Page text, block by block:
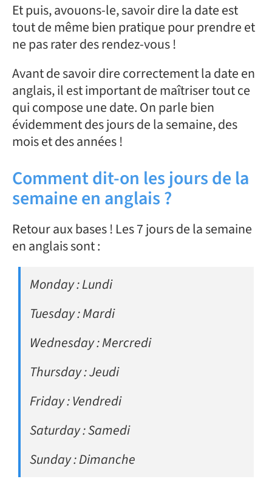
Et puis, avouons-le, savoir dire la date est
tout de même bien pratique pour prendre et
ne pas rater des rendez-vous !
Avant de savoir dire correctement la date en
anglais, il est important de maîtriser tout ce
qui compose une date. On parle bien
évidemment des jours de la semaine, des
mois et des années !
Comment dit-on les jours de la
semaine en anglais ?
Retour aux bases ! Les 7 jours de la semaine
en anglais sont :
Monday : Lundi
Tuesday : Mardi
Wednesday : Mercredi
Thursday : Jeudi
Friday : Vendredi
Saturday : Samedi
Sunday : Dimanche